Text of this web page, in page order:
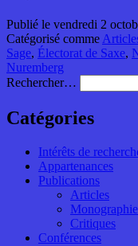
Publié le vendredi 2
Catégorisé comme
Sage, Électorat de Saxe,
Nuremberg
Rechercher…
Catégories
Intérêts de
Appartenances
Publications
Articles
Critiques
Conférences